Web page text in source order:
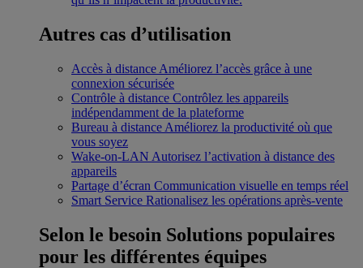
Autres cas d’utilisation
Accès à distance Améliorez l’accès grâce à une
connexion sécurisée
Contrôle à distance Contrôlez les appareils
indépendamment de la plateforme
Bureau à distance Améliorez la productivité où que
vous soyez
Wake-on-LAN Autorisez l’activation à distance des
appareils
Partage d’écran Communication visuelle en temps réel
Smart Service Rationalisez les opérations après-vente
Selon le besoin Solutions populaires
pour les différentes équipes